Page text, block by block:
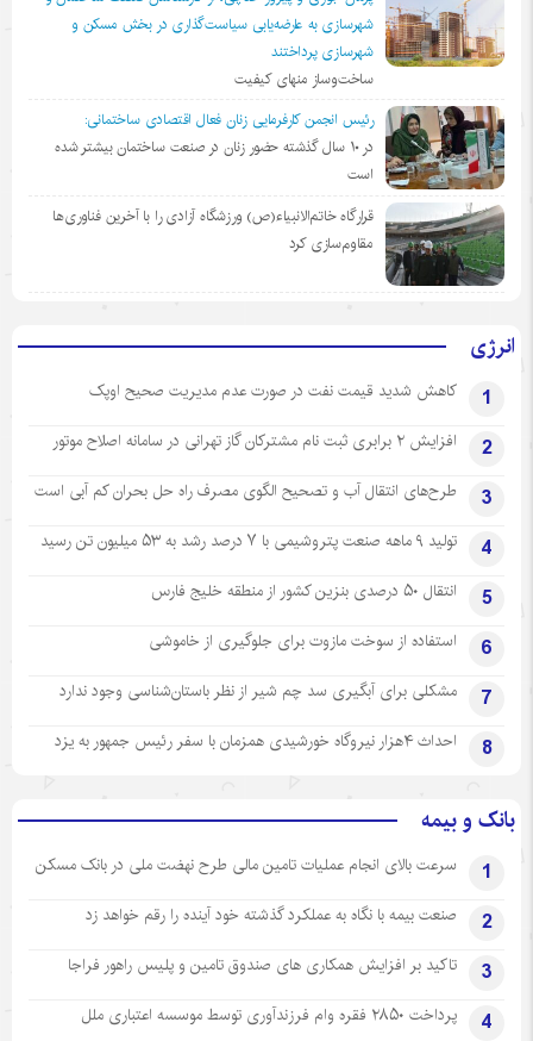
شهرسازی به عارضه‌یابی سیاست‌گذاری در بخش مسکن و
شهرسازی پرداختند
ساخت‌وساز منهای کیفیت
رئیس انجمن کارفرمایی زنان فعال اقتصادی ساختمانی:
در ١٠ سال گذشته حضور زنان در صنعت ساختمان بیشتر شده
است
قرارگاه خاتم‌الانبیاء(ص) ورزشگاه آزادی را با آخرین فناوری‌ها
مقاوم‌سازی کرد
انرژی
1 کاهش شدید قیمت نفت در صورت عدم مدیریت صحیح اوپک
2 افزایش ۲ برابری ثبت نام مشترکان گاز تهرانی‌ در سامانه اصلاح موتور
3 طرح‌های انتقال آب و تصحیح الگوی مصرف راه حل بحران کم آبی است
4 تولید ۹ ماهه صنعت پتروشیمی با ۷ درصد رشد به ۵۳ میلیون تن رسید
5 انتقال ۵۰ درصدی بنزین کشور از منطقه خلیج فارس
6 استفاده از سوخت مازوت برای جلوگیری از خاموشی
7 مشکلی برای آبگیری سد چم شیر از نظر باستان‌شناسی وجود ندارد
8 احداث ۴هزار نیروگاه خورشیدی همزمان با سفر رئیس جمهور به یزد
بانک و بیمه
1 سرعت بالای انجام عملیات تامین مالی طرح نهضت ملی در بانک مسکن
2 صنعت بیمه با نگاه به عملکرد گذشته خود آینده را رقم خواهد زد
3 تاکید بر افزایش همکاری های صندوق تامین و پلیس راهور فراجا
4 پرداخت ۲۸۵۰ فقره وام فرزندآوری توسط موسسه اعتباری ملل